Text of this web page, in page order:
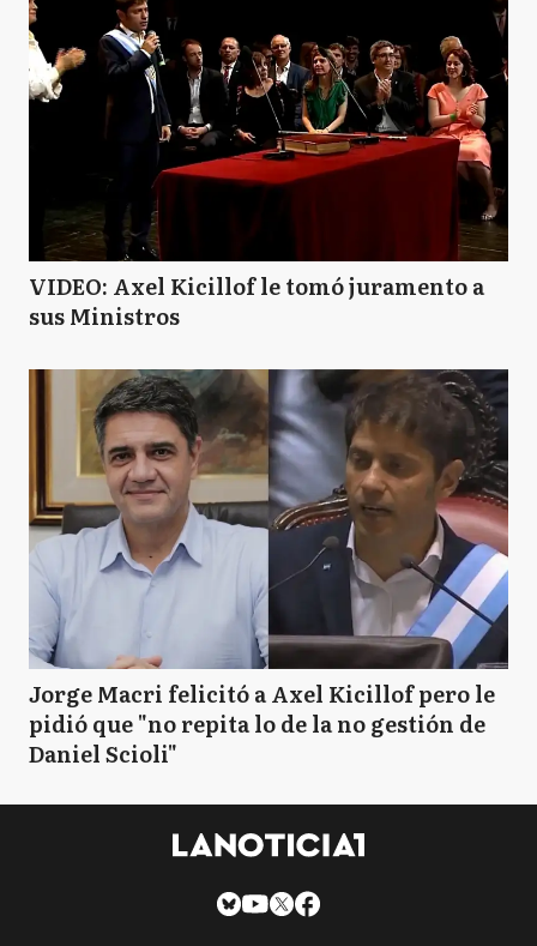
VIDEO: Axel Kicillof le tomó juramento a
sus Ministros
Jorge Macri felicitó a Axel Kicillof pero le
pidió que "no repita lo de la no gestión de
Daniel Scioli"